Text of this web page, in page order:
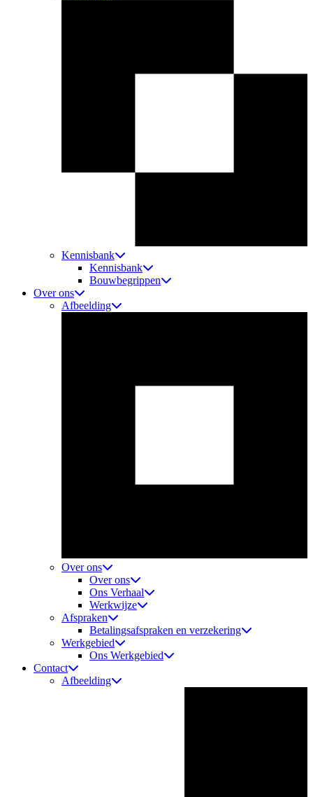
Kennisbank
Kennisbank
Bouwbegrippen
Over ons
Afbeelding
Over ons
Over ons
Ons Verhaal
Werkwijze
Afspraken
Betalingsafspraken en verzekering
Werkgebied
Ons Werkgebied
Contact
Afbeelding